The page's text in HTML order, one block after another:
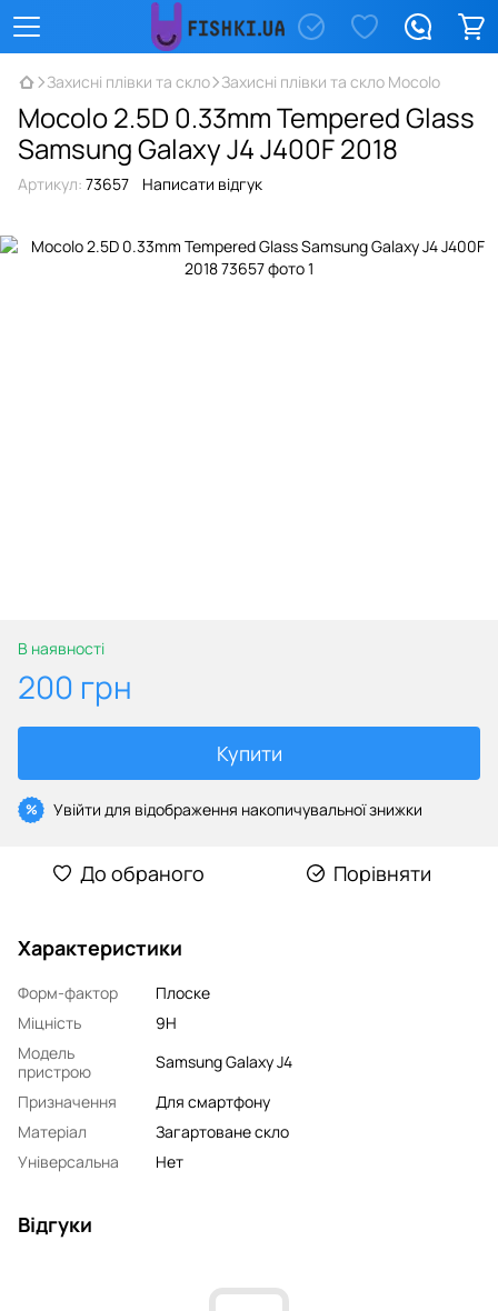
Захисні плівки та скло Захисні плівки та скло Mocolo
Mocolo 2.5D 0.33mm Tempered Glass
Samsung Galaxy J4 J400F 2018
Артикул: 73657 Написати відгук
В наявності
200 грн
Купити
% Увійти для відображення накопичувальної знижки
До обраного Порівняти
Характеристики
Форм-фактор
Плоске
Міцність
9H
Модель
пристрою
Samsung Galaxy J4
Призначення
Для смартфону
Матеріал
Загартоване скло
Універсальна
Нет
Відгуки